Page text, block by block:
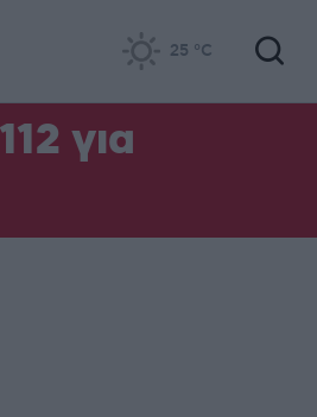
25 °C
για